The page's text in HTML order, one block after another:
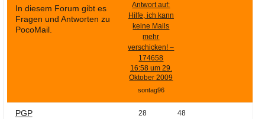
In diesem Forum gibt es
Fragen und Antworten zu
PocoMail.
Antwort auf:
Hilfe, ich kann
keine Mails
mehr
verschicken! –
174658
16:58 um 29.
Oktober 2009
sontag96
PGP
28
48